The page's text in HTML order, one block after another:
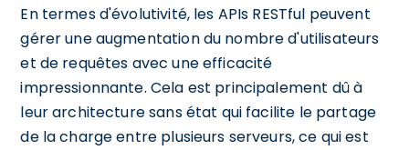
En termes d'évolutivité, les APIs RESTful peuvent
gérer une augmentation du nombre d'utilisateurs
et de requêtes avec une efficacité
impressionnante. Cela est principalement dû à
leur architecture sans état qui facilite le partage
de la charge entre plusieurs serveurs, ce qui est